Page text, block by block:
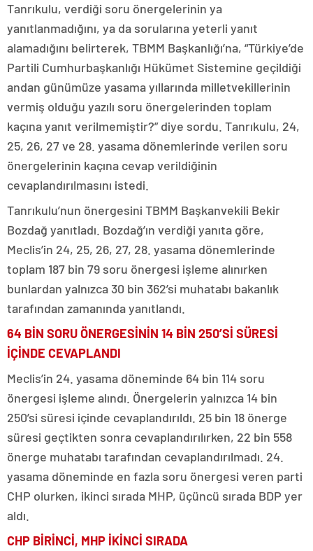
Tanrıkulu, verdiği soru önergelerinin ya
yanıtlanmadığını, ya da sorularına yeterli yanıt
alamadığını belirterek, TBMM Başkanlığı’na, “Türkiye’de
Partili Cumhurbaşkanlığı Hükümet Sistemine geçildiği
andan günümüze yasama yıllarında milletvekillerinin
vermiş olduğu yazılı soru önergelerinden toplam
kaçına yanıt verilmemiştir?” diye sordu. Tanrıkulu, 24,
25, 26, 27 ve 28. yasama dönemlerinde verilen soru
önergelerinin kaçına cevap verildiğinin
cevaplandırılmasını istedi.
Tanrıkulu’nun önergesini TBMM Başkanvekili Bekir
Bozdağ yanıtladı. Bozdağ’ın verdiği yanıta göre,
Meclis’in 24, 25, 26, 27, 28. yasama dönemlerinde
toplam 187 bin 79 soru önergesi işleme alınırken
bunlardan yalnızca 30 bin 362’si muhatabı bakanlık
tarafından zamanında yanıtlandı.
64 BİN SORU ÖNERGESİNİN 14 BİN 250’Sİ SÜRESİ
İÇİNDE CEVAPLANDI
Meclis’in 24. yasama döneminde 64 bin 114 soru
önergesi işleme alındı. Önergelerin yalnızca 14 bin
250’si süresi içinde cevaplandırıldı. 25 bin 18 önerge
süresi geçtikten sonra cevaplandırılırken, 22 bin 558
önerge muhatabı tarafından cevaplandırılmadı. 24.
yasama döneminde en fazla soru önergesi veren parti
CHP olurken, ikinci sırada MHP, üçüncü sırada BDP yer
aldı.
CHP BİRİNCİ, MHP İKİNCİ SIRADA